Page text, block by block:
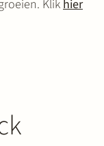
Klik hier